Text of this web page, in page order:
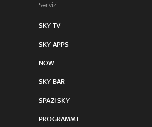
Servizi:
SKY TV
SKY APPS
NOW
SKY BAR
SPAZI SKY
PROGRAMMI